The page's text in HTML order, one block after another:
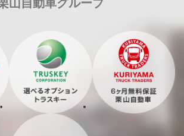
山自動車グループ